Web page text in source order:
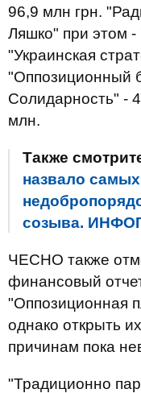
96,9 млн грн.
Ляшко" при этом
"Украинская
"Оппозиционный
Солидарность" -
млн.
Также
назвало
созыва.
ЧЕСНО также
финансовый
"Оппозиционная
однако открыть
причинам пока
"Традиционно